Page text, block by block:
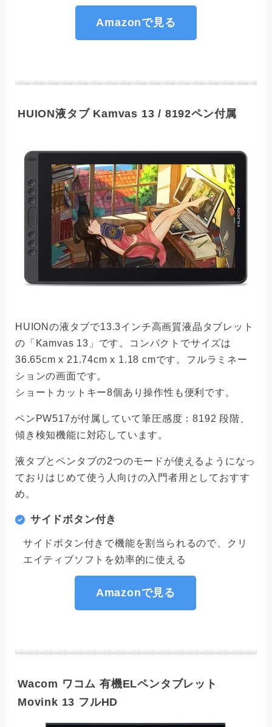
Amazonで見る
HUION液タブ Kamvas 13 / 8192ペン付属
HUIONの液タブで13.3インチ高画質液晶タブレット
の「Kamvas 13」です。コンパクトでサイズは
36.65cm x 21.74cm x 1.18 cmです。フルラミネー
ションの画面です。
ショートカットキー8個あり操作性も便利です。
ペンPW517が付属していて筆圧感度：8192 段階、
傾き検知機能に対応しています。
液タブとペンタブの2つのモードが使えるようになっ
ておりはじめて使う人向けの入門者用としておすす
め。
サイドボタン付き
サイドボタン付きで機能を割当られるので、クリ
エイティブソフトを効率的に使える
Amazonで見る
Wacom ワコム 有機ELペンタブレット
Movink 13 フルHD